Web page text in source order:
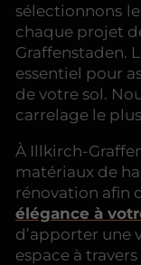
sélectionnons
chaque projet
Graffenstaden.
essentiel pour
de votre sol.
carrelage le
À Illkirch-
matériaux de
rénovation afin
élégance à
d’apporter une
espace à